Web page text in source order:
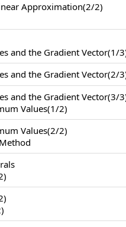
Approximation(2/2)
and the Gradient Vector(1/
and the Gradient Vector(2/
and the Gradient Vector(3/
Values(1/2)
Values(2/2)